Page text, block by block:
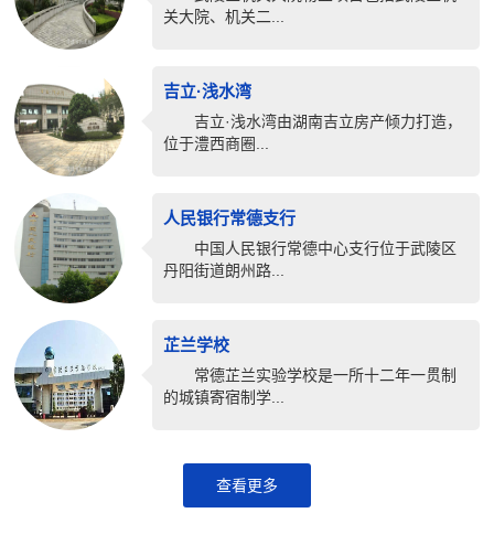
关大院、机关二...
吉立·浅水湾
吉立·浅水湾由湖南吉立房产倾力打造，
位于澧西商圈...
人民银行常德支行
中国人民银行常德中心支行位于武陵区
丹阳街道朗州路...
芷兰学校
常德芷兰实验学校是一所十二年一贯制
的城镇寄宿制学...
查看更多